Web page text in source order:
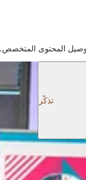
المحتوى المتخصص.
تذكّر